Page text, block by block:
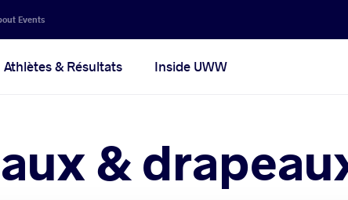
Events
Athlètes & Résultats Inside UWW
&